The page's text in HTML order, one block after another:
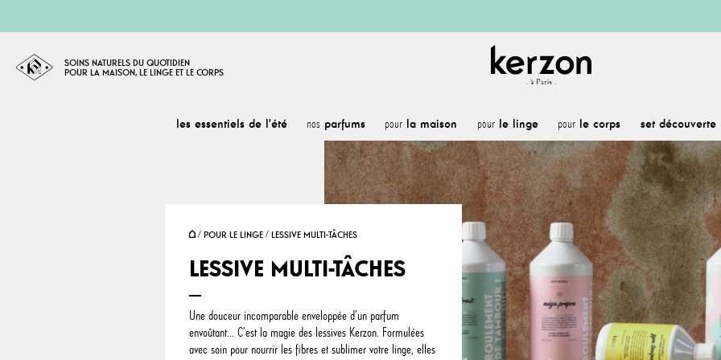
SOINS NATURELS DU QUOTIDIEN
POUR LA MAISON, LE LINGE ET LE CORPS
les essentiels de l'été nos parfums pour la maison pourle linge pour le corps set découverte
POUR LE LINGE LESSIVE MULTI-TÂCHES
LESSIVE MULTI-TÂCHES
Une douceur incomparable enveloppée d’un parfum
envoûtant… C’est la magie des lessives Kerzon. Formulées
avec soin pour nourrir les fibres et sublimer votre linge, elles